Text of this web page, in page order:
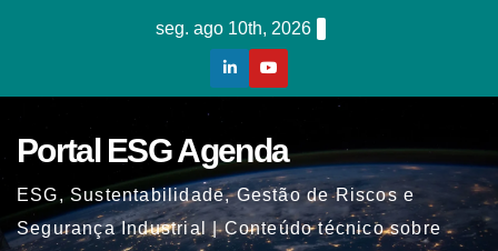
seg. ago 10th, 2026
Portal ESG Agenda
ESG, Sustentabilidade, Gestão de Riscos e
Segurança Industrial | Conteúdo técnico sobre